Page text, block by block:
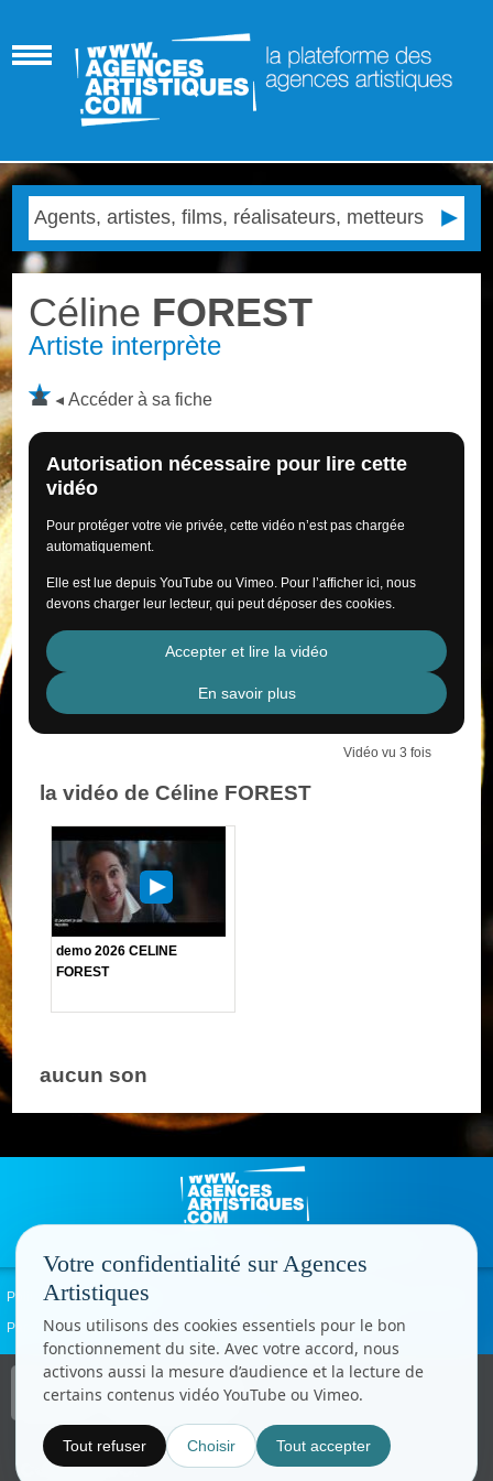
Céline FOREST
Artiste interprète
Accéder à sa fiche
Autorisation nécessaire pour lire cette
vidéo
Pour protéger votre vie privée, cette vidéo n’est pas chargée
automatiquement.
Elle est lue depuis YouTube ou Vimeo. Pour l’afficher ici, nous
devons charger leur lecteur, qui peut déposer des cookies.
Accepter et lire la vidéo
En savoir plus
Vidéo vu 3 fois
la vidéo de Céline FOREST
demo 2026 CELINE
FOREST
aucun son
Politique de confidentialité
Paramètres cookies
Copyright © CC.Comunication
Tous droits réservés
Votre confidentialité sur Agences
Artistiques
Nous utilisons des cookies essentiels pour le bon
fonctionnement du site. Avec votre accord, nous
activons aussi la mesure d’audience et la lecture de
certains contenus vidéo YouTube ou Vimeo.
Tout refuser Choisir Tout accepter